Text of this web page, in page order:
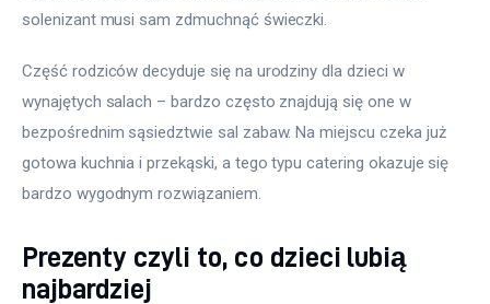
solenizant musi sam zdmuchnąć świeczki.
Część rodziców decyduje się na urodziny dla dzieci w
wynajętych salach – bardzo często znajdują się one w
bezpośrednim sąsiedztwie sal zabaw. Na miejscu czeka już
gotowa kuchnia i przekąski, a tego typu catering okazuje się
bardzo wygodnym rozwiązaniem.
Prezenty czyli to, co dzieci lubią
najbardziej